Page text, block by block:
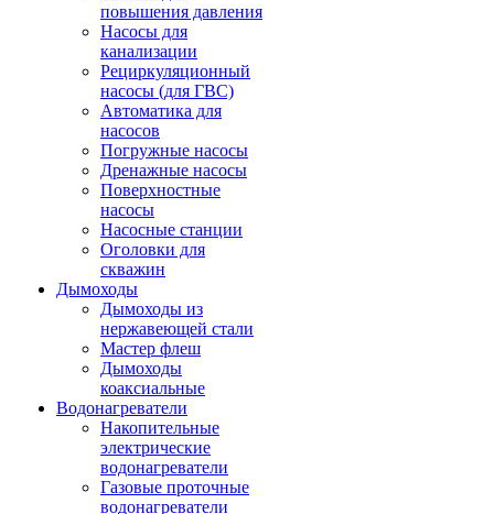
повышения давления
Насосы для
канализации
Рециркуляционный
насосы (для ГВС)
Автоматика для
насосов
Погружные насосы
Дренажные насосы
Поверхностные
насосы
Насосные станции
Оголовки для
скважин
Дымоходы
Дымоходы из
нержавеющей стали
Мастер флеш
Дымоходы
коаксиальные
Водонагреватели
Накопительные
электрические
водонагреватели
Газовые проточные
водонагреватели